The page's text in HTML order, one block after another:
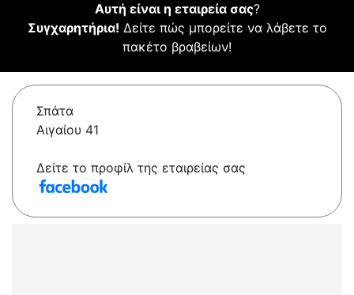
Αυτή είναι η εταιρεία σας?
Συγχαρητήρια! Δείτε πώς μπορείτε να λάβετε το
πακέτο βραβείων!
Σπάτα
Αιγαίου 41
Δείτε το προφίλ της εταιρείας σας